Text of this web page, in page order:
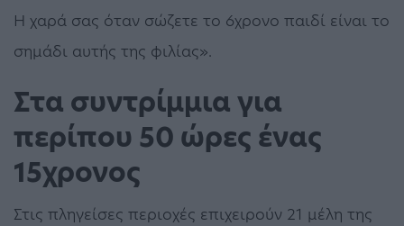
Η χαρά σας όταν σώζετε το 6χρονο παιδί είναι το
σημάδι αυτής της φιλίας».
Στα συντρίμμια για
περίπου 50 ώρες ένας
15χρονος
Στις πληγείσες περιοχές επιχειρούν 21 μέλη της